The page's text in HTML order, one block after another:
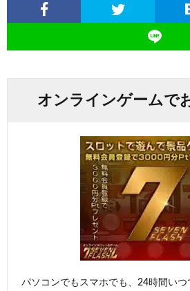
オンラインゲームで
パソコンでもスマホでも、24時間いつ